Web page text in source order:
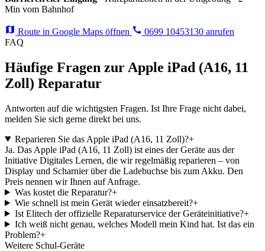
Min vom Bahnhof
Route in Google Maps öffnen
0699 10453130 anrufen
FAQ
Häufige Fragen zur Apple iPad (A16, 11
Zoll) Reparatur
Antworten auf die wichtigsten Fragen. Ist Ihre Frage nicht dabei,
melden Sie sich gerne direkt bei uns.
Reparieren Sie das Apple iPad (A16, 11 Zoll)?+
Ja. Das Apple iPad (A16, 11 Zoll) ist eines der Geräte aus der
Initiative Digitales Lernen, die wir regelmäßig reparieren – von
Display und Scharnier über die Ladebuchse bis zum Akku. Den
Preis nennen wir Ihnen auf Anfrage.
Was kostet die Reparatur?+
Wie schnell ist mein Gerät wieder einsatzbereit?+
Ist Elitech der offizielle Reparaturservice der Geräteinitiative?+
Ich weiß nicht genau, welches Modell mein Kind hat. Ist das ein
Problem?+
Weitere Schul-Geräte